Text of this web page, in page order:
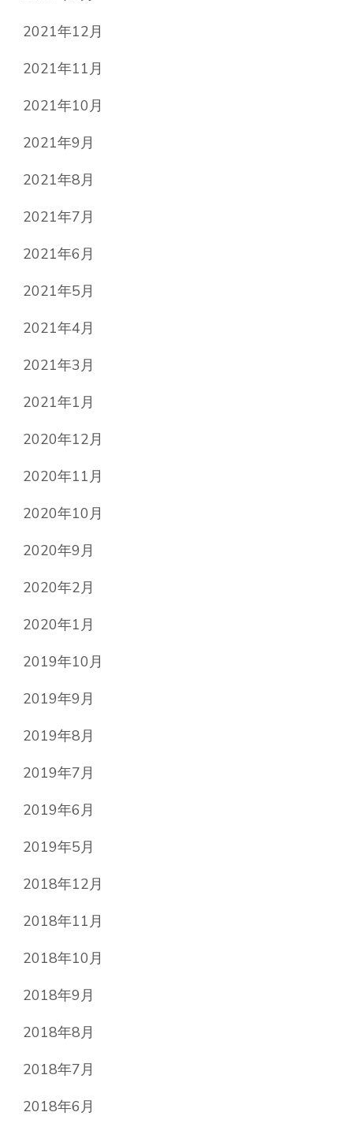
2021年12月
2021年11月
2021年10月
2021年9月
2021年8月
2021年7月
2021年6月
2021年5月
2021年4月
2021年3月
2021年1月
2020年12月
2020年11月
2020年10月
2020年9月
2020年2月
2020年1月
2019年10月
2019年9月
2019年8月
2019年7月
2019年6月
2019年5月
2018年12月
2018年11月
2018年10月
2018年9月
2018年8月
2018年7月
2018年6月